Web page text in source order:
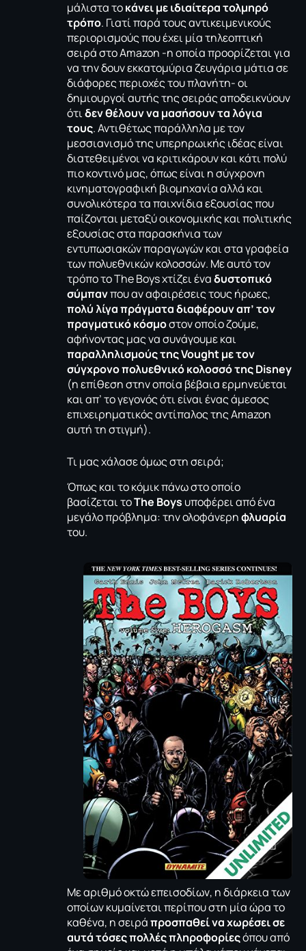
μάλιστα τοκάνει με ιδιαίτερα τολμηρό
τρόπο. Γιατί παρά τους αντικειμενικούς
περιορισμούς που έχει μία τηλεοπτική
σειρά στο Amazon -η οποία προορίζεται για
να την δουν εκκατομύρια ζευγάρια μάτια σε
διάφορες περιοχές του πλανήτη- οι
δημιουργοί αυτής της σειράς αποδεικνύουν
ότιδεν θέλουν να μασήσουν τα λόγια
τους. Αντιθέτως παράλληλα με τον
μεσσιανισμό της υπερηρωικής ιδέας είναι
διατεθειμένοι να κριτικάρουν και κάτι πολύ
πιο κοντινό μας, όπως είναι η σύγχρονη
κινηματογραφική βιομηχανία αλλά και
συνολικότερα τα παιχνίδια εξουσίας που
παίζονται μεταξύ οικονομικής και πολιτικής
εξουσίας στα παρασκήνια των
εντυπωσιακών παραγωγών και στα γραφεία
των πολυεθνικών κολοσσών. Με αυτό τον
τρόπο το The Boys χτίζει έναδυστοπικό
σύμπανπου αν αφαιρέσεις τους ήρωες,
πολύ λίγα πράγματα διαφέρουν απ’ τον
πραγματικό κόσμοστον οποίο ζούμε,
αφήνοντας μας να συνάγουμε και
παραλληλισμούς της Vought με τον
σύγχρονο πολυεθνικό κολοσσό της Disney
(η επίθεση στην οποία βέβαια ερμηνεύεται
και απ’ το γεγονός ότι είναι ένας άμεσος
επιχειρηματικός αντίπαλος της Amazon
αυτή τη στιγμή).
Τι μας χάλασε όμως στη σειρά;
Όπως και το κόμικ πάνω στο οποίο
βασίζεται τοThe Boys υποφέρει από ένα
μεγάλο πρόβλημα: την ολοφάνερηφλυαρία
του.
Με αριθμό οκτώ επεισοδίων, η διάρκεια των
οποίων κυμαίνεται περίπου στη μία ώρα το
καθένα, η σειράπροσπαθεί να χωρέσει σε
αυτά τόσες πολλές πληροφορίεςόπου από